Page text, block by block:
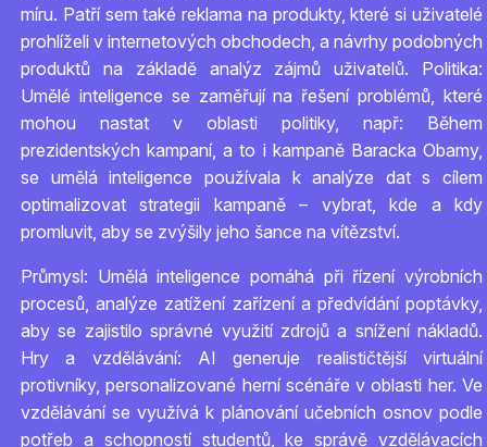
míru. Patří sem také reklama na produkty, které si uživatelé
prohlíželi v internetových obchodech, a návrhy podobných
produktů na základě analýz zájmů uživatelů. Politika:
Umělé inteligence se zaměřují na řešení problémů, které
mohou nastat v oblasti politiky, např: Během
prezidentských kampaní, a to i kampaně Baracka Obamy,
se umělá inteligence používala k analýze dat s cílem
optimalizovat strategii kampaně – vybrat, kde a kdy
promluvit, aby se zvýšily jeho šance na vítězství.
Průmysl: Umělá inteligence pomáhá při řízení výrobních
procesů, analýze zatížení zařízení a předvídání poptávky,
aby se zajistilo správné využití zdrojů a snížení nákladů.
Hry a vzdělávání: AI generuje realističtější virtuální
protivníky, personalizované herní scénáře v oblasti her. Ve
vzdělávání se využívá k plánování učebních osnov podle
potřeb a schopností studentů, ke správě vzdělávacích